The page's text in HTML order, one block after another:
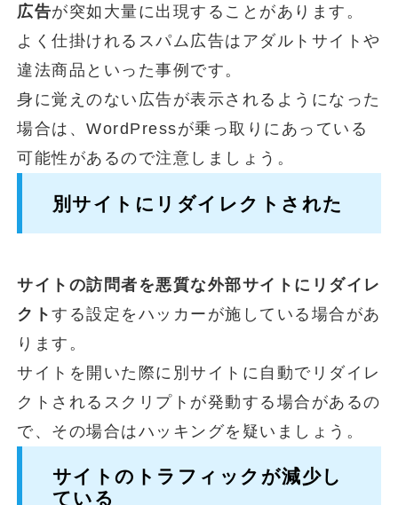
広告が突如大量に出現することがあります。
よく仕掛けれるスパム広告はアダルトサイトや
違法商品といった事例です。
身に覚えのない広告が表示されるようになった
場合は、WordPressが乗っ取りにあっている
可能性があるので注意しましょう。
別サイトにリダイレクトされた
サイトの訪問者を悪質な外部サイトにリダイレ
クトする設定をハッカーが施している場合があ
ります。
サイトを開いた際に別サイトに自動でリダイレ
クトされるスクリプトが発動する場合があるの
で、その場合はハッキングを疑いましょう。
サイトのトラフィックが減少し
ている